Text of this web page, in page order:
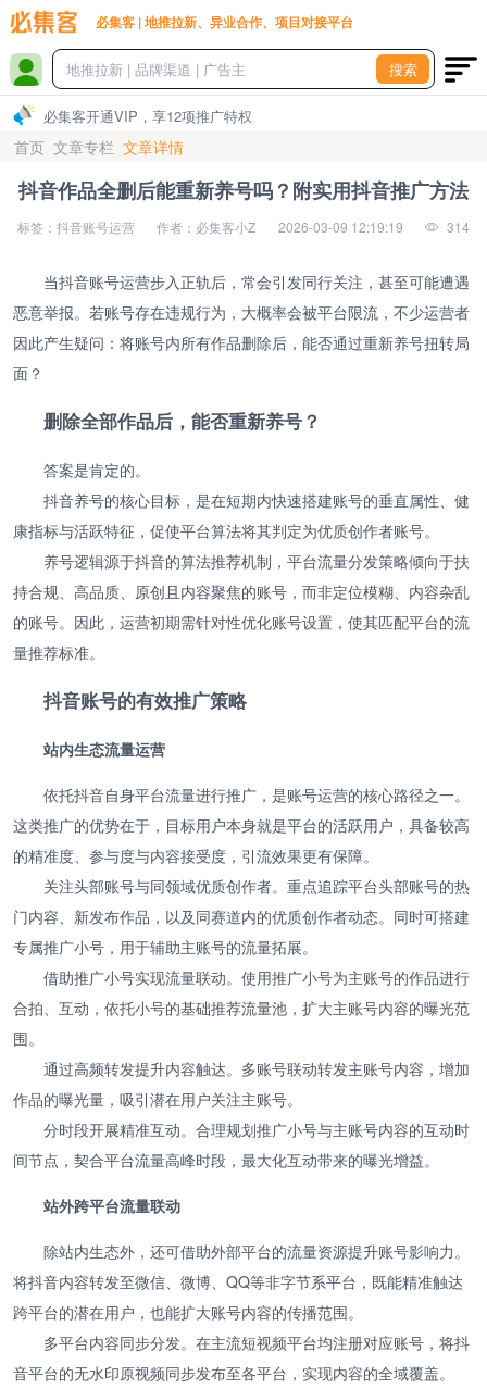
必集客 | 地推拉新、异业合作、项目对接平台
搜索
必集客开通VIP，享12项推广特权
首页 文章专栏 文章详情
抖音作品全删后能重新养号吗？附实用抖音推广方法
标签：抖音账号运营 作者：必集客小Z 2026-03-09 12:19:19 314
当抖音账号运营步入正轨后，常会引发同行关注，甚至可能遭遇
恶意举报。若账号存在违规行为，大概率会被平台限流，不少运营者
因此产生疑问：将账号内所有作品删除后，能否通过重新养号扭转局
面？
删除全部作品后，能否重新养号？
答案是肯定的。
抖音养号的核心目标，是在短期内快速搭建账号的垂直属性、健
康指标与活跃特征，促使平台算法将其判定为优质创作者账号。
养号逻辑源于抖音的算法推荐机制，平台流量分发策略倾向于扶
持合规、高品质、原创且内容聚焦的账号，而非定位模糊、内容杂乱
的账号。因此，运营初期需针对性优化账号设置，使其匹配平台的流
量推荐标准。
抖音账号的有效推广策略
站内生态流量运营
依托抖音自身平台流量进行推广，是账号运营的核心路径之一。
这类推广的优势在于，目标用户本身就是平台的活跃用户，具备较高
的精准度、参与度与内容接受度，引流效果更有保障。
关注头部账号与同领域优质创作者。重点追踪平台头部账号的热
门内容、新发布作品，以及同赛道内的优质创作者动态。同时可搭建
专属推广小号，用于辅助主账号的流量拓展。
借助推广小号实现流量联动。使用推广小号为主账号的作品进行
合拍、互动，依托小号的基础推荐流量池，扩大主账号内容的曝光范
围。
通过高频转发提升内容触达。多账号联动转发主账号内容，增加
作品的曝光量，吸引潜在用户关注主账号。
分时段开展精准互动。合理规划推广小号与主账号内容的互动时
间节点，契合平台流量高峰时段，最大化互动带来的曝光增益。
站外跨平台流量联动
除站内生态外，还可借助外部平台的流量资源提升账号影响力。
将抖音内容转发至微信、微博、QQ等非字节系平台，既能精准触达
跨平台的潜在用户，也能扩大账号内容的传播范围。
多平台内容同步分发。在主流短视频平台均注册对应账号，将抖
音平台的无水印原视频同步发布至各平台，实现内容的全域覆盖。